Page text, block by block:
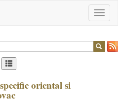
Toggle
navigation
oriental si